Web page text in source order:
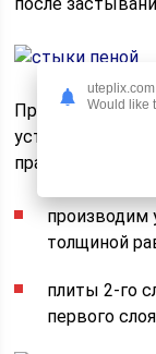
При укладке
установленной
правила:
производим
толщиной
плиты 2-го
первого
uteplix.com
Would like